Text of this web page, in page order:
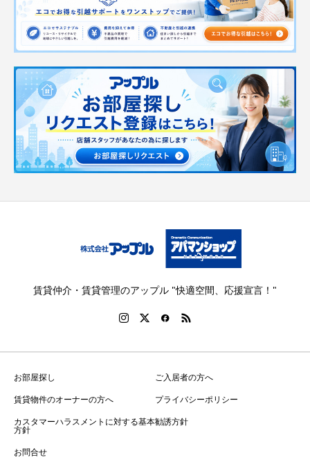
賃貸仲介・賃貸管理のアップル "快適空間、応援宣言！"
お部屋探し
ご入居者の方へ
賃貸物件のオーナーの方へ
プライバシーポリシー
カスタマーハラスメントに対する基本
方針
勧誘方針
お問合せ